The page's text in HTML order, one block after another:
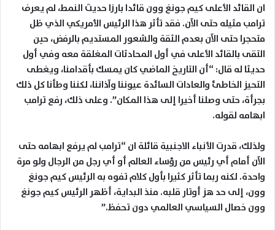
ان القائد الأعلى كيم جونغ وون قائدا بارزا حديث النمط، لم يعرف
ترامب مثيله حتى الآن. فقد تأثر هذا الرئيس الأمريكي الذي ظل
متحجرا حتى الآن بعدم الثقة والشعور المستديم بالرفض، حين
التقى بالقائد الأعلى في أول المحادثات المغلقة معه وفي أول
حديثا له قال: “أن التاريخ الماضي كان يمسك بأقدامنا، ويغطى
التحيز الخاطئ والعادات السائدة عيوننا وآذاننا، لكننا وطأنا كل ذلك
بجرأة، حتى وصلنا أخيرا إلى هذا المكان”. وعلى ذلك، رفع ترامب
ابهامه لقوله.
ولذلك، قدرت الأنباء الاجنبية قائلة ان “ترامب لم يرفع ابهامه حتى
الآن أمام أي رئيس من رؤساء العالم أو أي رجل من الرجال ولو مرة
واحدة. لكنه ربما تأثر كثيرا بأول كلام تفوه به الرئيس كيم جونغ
وون، إلى حد هز أوتار قلبه. منذ البداية، أظهر الرئيس كيم جونغ
وون خصال السياسي العالمي دون تحفظ.”